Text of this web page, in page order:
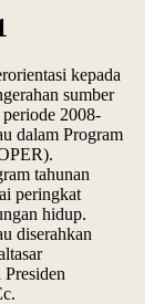
kepada
sumber
periode 2008-
dalam Program
tahunan
peringkat
hidup.
diserahkan